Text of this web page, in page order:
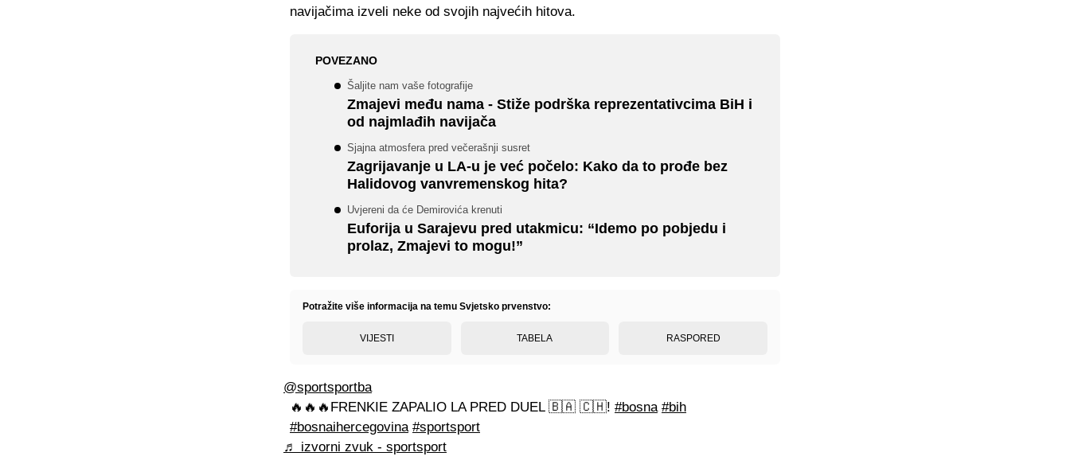
navijačima izveli neke od svojih najvećih hitova.
POVEZANO
Šaljite nam vaše fotografije
Zmajevi među nama - Stiže podrška reprezentativcima BiH i
od najmlađih navijača
Sjajna atmosfera pred večerašnji susret
Zagrijavanje u LA-u je već počelo: Kako da to prođe bez
Halidovog vanvremenskog hita?
Uvjereni da će Demirovića krenuti
Euforija u Sarajevu pred utakmicu: “Idemo po pobjedu i
prolaz, Zmajevi to mogu!”
Potražite više informacija na temu Svjetsko prvenstvo:
VIJESTI TABELA RASPORED
@sportsportba
🔥🔥🔥FRENKIE ZAPALIO LA PRED DUEL 🇧🇦 🇨🇭! #bosna #bih
#bosnaihercegovina #sportsport
♬ izvorni zvuk - sportsport